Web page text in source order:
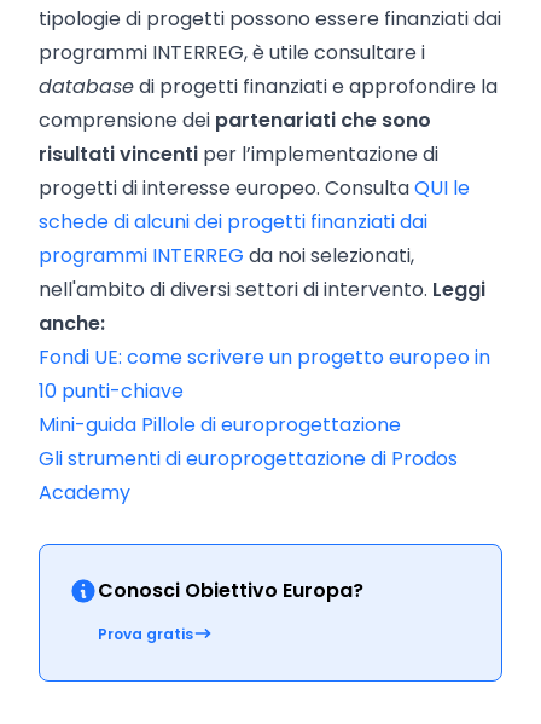
tipologie di progetti possono essere finanziati dai
programmi INTERREG, è utile consultare i
databasedi progetti finanziati e approfondire la
comprensione dei partenariati che sono
risultati vincenti per l’implementazione di
progetti di interesse europeo. ConsultaQUI le
schede di alcuni dei progetti finanziati dai
programmi INTERREG da noi selezionati,
nell'ambito di diversi settori di intervento. Leggi
anche:
Fondi UE: come scrivere un progetto europeo in
10 punti-chiave
Mini-guida Pillole di europrogettazione
Gli strumenti di europrogettazione di Prodos
Academy
Conosci Obiettivo Europa?
Prova gratis